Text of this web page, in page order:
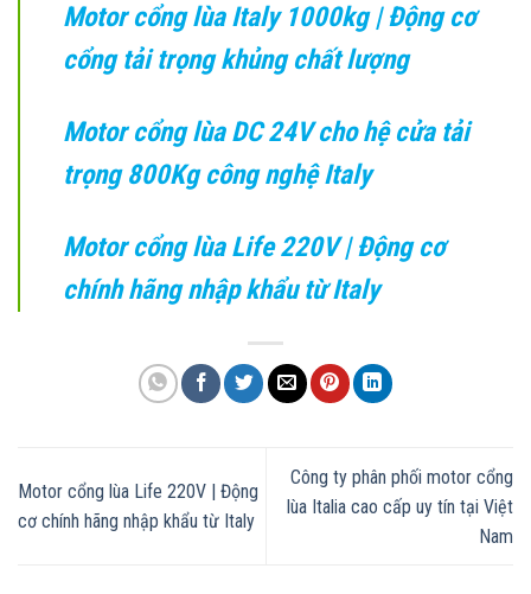
Motor cổng lùa Italy 1000kg | Động cơ
cổng tải trọng khủng chất lượng
Motor cổng lùa DC 24V cho hệ cửa tải
trọng 800Kg công nghệ Italy
Motor cổng lùa Life 220V | Động cơ
chính hãng nhập khẩu từ Italy
Motor cổng lùa Life 220V | Động
cơ chính hãng nhập khẩu từ Italy
Công ty phân phối motor cổng
lùa Italia cao cấp uy tín tại Việt
Nam